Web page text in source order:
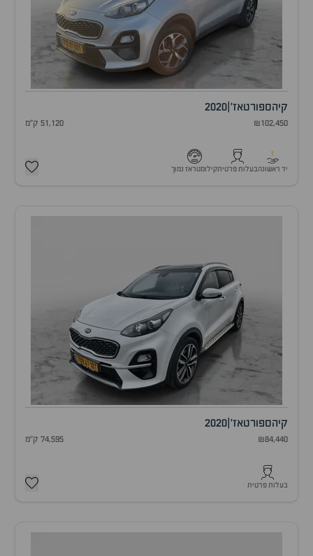
קיהספורטאז' 2020
₪102,450 51,120 ק"מ
1
יד ראשונהבעלות פרטיתקילומטראז נמוך
קיהספורטאז' 2020
₪84,440 74,595 ק"מ
בעלות פרטית